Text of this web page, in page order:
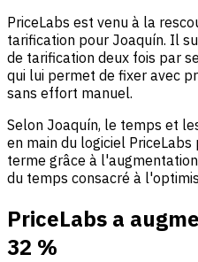
PriceLabs est venu à la
tarification pour Joaquín. Il
de tarification deux fois par
qui lui permet de fixer avec
sans effort manuel.
Selon Joaquín, le temps et
en main du logiciel
terme grâce à
du temps consacré à
PriceLabs a
32 %